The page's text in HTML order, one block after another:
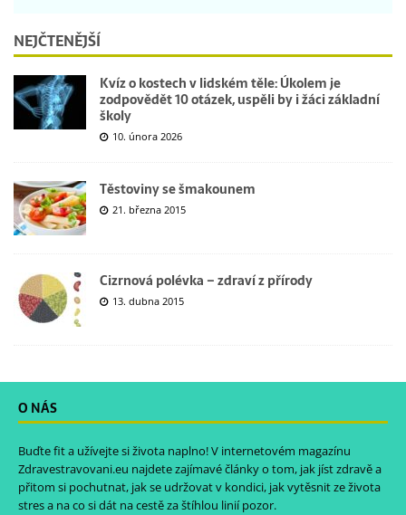
NEJČTENĚJŠÍ
Kvíz o kostech v lidském těle: Úkolem je
zodpovědět 10 otázek, uspěli by i žáci základní
školy
10. února 2026
Těstoviny se šmakounem
21. března 2015
Cizrnová polévka – zdraví z přírody
13. dubna 2015
O NÁS
Buďte fit a užívejte si života naplno! V internetovém magazínu
Zdravestravovani.eu najdete zajímavé články o tom, jak jíst zdravě a
přitom si pochutnat, jak se udržovat v kondici, jak vytěsnit ze života
stres a na co si dát na cestě za štíhlou linií pozor.